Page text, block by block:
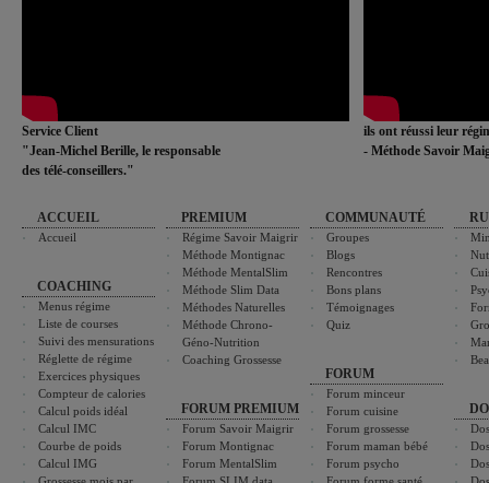
Service Client
"Jean-Michel Berille, le responsable
des télé-conseillers."
ils ont réussi leur
- Méthode Savoir
ACCUEIL
Accueil
COACHING
Menus régime
Liste de courses
Suivi des mensurations
Réglette de régime
Exercices physiques
Compteur de calories
Calcul poids idéal
Calcul IMC
Courbe de poids
Calcul IMG
PREMIUM
Régime Savoir Maigrir
Méthode Montignac
Méthode MentalSlim
Méthode Slim Data
Méthodes Naturelles
Méthode Chrono-
Géno-Nutrition
Coaching Grossesse
FORUM PREMIUM
Forum Savoir Maigrir
Forum Montignac
Forum MentalSlim
COMMUNAUTÉ
Groupes
Blogs
Rencontres
Bons plans
Témoignages
Quiz
FORUM
Forum minceur
Forum cuisine
Forum grossesse
Forum maman bébé
Forum psycho